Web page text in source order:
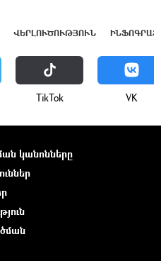
ՎԵՐԼՈՒԾՈՒԹՅՈՒՆ
ТikТоk VK
կանոնները